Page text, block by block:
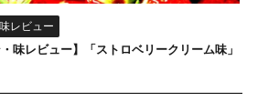
レビュー
・味レビュー】「ストロベリークリーム味」